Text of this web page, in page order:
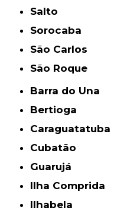
Salto
Sorocaba
São Carlos
São Roque
Barra do Una
Bertioga
Caraguatatuba
Cubatão
Guarujá
Ilha Comprida
Ilhabela